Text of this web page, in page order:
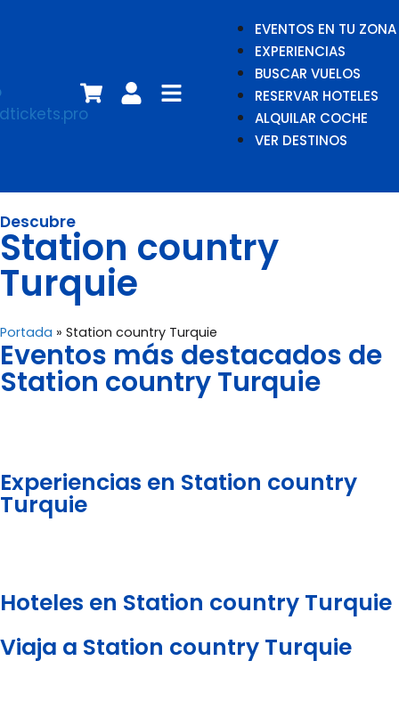
EVENTOS EN TU ZONA
EXPERIENCIAS
BUSCAR VUELOS
RESERVAR HOTELES
ALQUILAR COCHE
VER DESTINOS
Descubre
Station country
Turquie
Portada » Station country Turquie
Eventos más destacados de
Station country Turquie
Experiencias en Station country
Turquie
Hoteles en Station country Turquie
Viaja a Station country Turquie